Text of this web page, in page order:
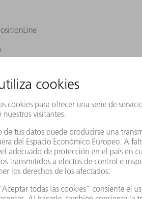
Metal Fusion, láser cladding)